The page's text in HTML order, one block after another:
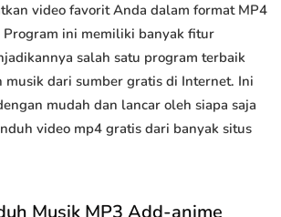
video favorit Anda dalam format MP4
ini memiliki banyak fitur
salah satu program terbaik
dari sumber gratis di Internet. Ini
mudah dan lancar oleh siapa saja
video mp4 gratis dari banyak situs